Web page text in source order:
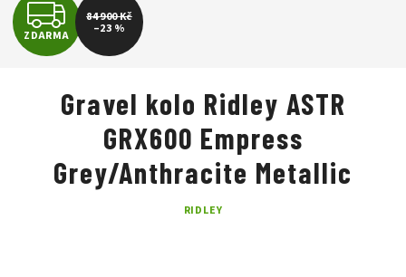
Gravel kolo Ridley ASTR
GRX600 Empress
Grey/Anthracite Metallic
RIDLEY
Z
D
A
R
M
ZDARMA
84 900 Kč
–23 %